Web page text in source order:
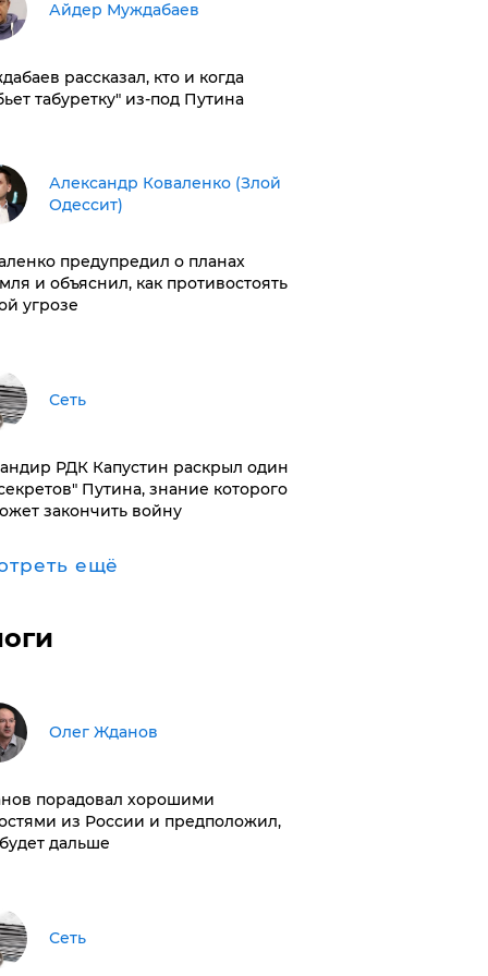
Айдер Муждабаев
рассказал, кто и когда
табуретку" из-под Путина
Александр Коваленко (Злой
Одессит)
предупредил о планах
и объяснил, как противостоять
угрозе
Сеть
РДК Капустин раскрыл один
Путина, знание которого
закончить войну
ещё
Олег Жданов
порадовал хорошими
из России и предположил,
дальше
Сеть